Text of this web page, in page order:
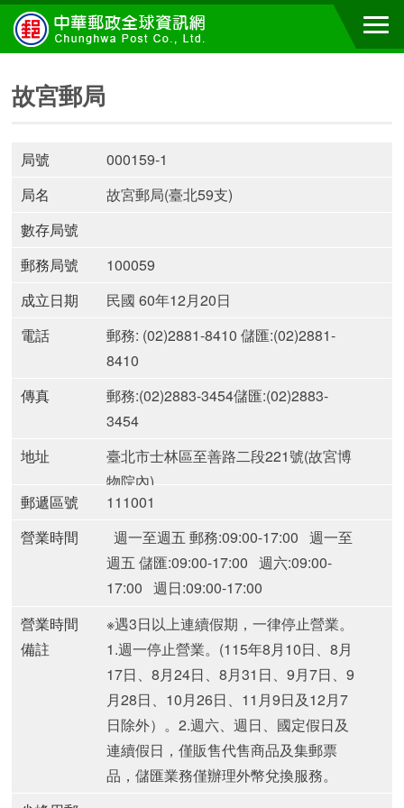
故宮郵局
局號
000159-1
局名
故宮郵局(臺北59支)
數存局號
郵務局號
100059
成立日期
民國 60年12月20日
電話
郵務: (02)2881-8410 儲匯:(02)2881-
8410
傳真
郵務:(02)2883-3454儲匯:(02)2883-
3454
地址
臺北市士林區至善路二段221號(故宮博
物院內)
郵遞區號
111001
營業時間
週一至週五 郵務:09:00-17:00 週一至
週五 儲匯:09:00-17:00 週六:09:00-
17:00 週日:09:00-17:00
營業時間
備註
※遇3日以上連續假期，一律停止營業。
1.週一停止營業。 (115年8月10日、8月
17日、8月24日、8月31日、9月7日、9
月28日、10月26日、11月9日及12月7
日除外）。2.週六、週日、國定假日及
連續假日，僅販售代售商品及集郵票
品，儲匯業務僅辦理外幣兌換服務。